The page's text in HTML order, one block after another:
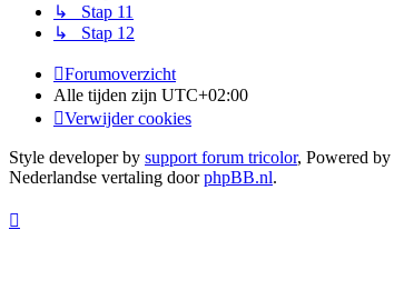
↳ Stap 11
↳ Stap 12
Forumoverzicht
Alle tijden zijn UTC+02:00
Verwijder cookies
Style developer by support forum tricolor, Powered by
Nederlandse vertaling doorphpBB.nl.